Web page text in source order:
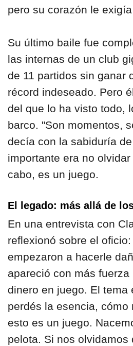
pero su corazón le
Su último baile fue
las internas de un club
de 11 partidos sin ganar
récord indeseado. Pero
del que lo ha visto todo,
barco. "Son momentos,
decía con la sabiduría
importante era no
cabo, es un juego.
El legado: más allá de
En una entrevista con
reflexionó sobre el oficio:
empezaron a hacerle
apareció con más
dinero en juego. El tema
perdés la esencia, cómo
esto es un juego.
pelota. Si nos olvidamos